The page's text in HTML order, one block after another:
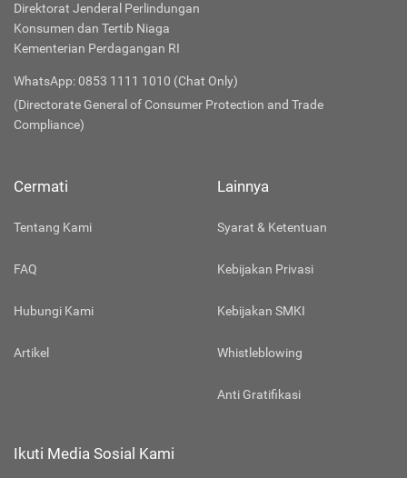
Direktorat Jenderal Perlindungan
Konsumen dan Tertib Niaga
Kementerian Perdagangan RI
WhatsApp: 0853 1111 1010 (Chat Only)
(Directorate General of Consumer Protection and Trade
Compliance)
Cermati
Tentang Kami
FAQ
Hubungi Kami
Artikel
Lainnya
Syarat & Ketentuan
Kebijakan Privasi
Kebijakan SMKI
Whistleblowing
Anti Gratifikasi
Ikuti Media Sosial Kami